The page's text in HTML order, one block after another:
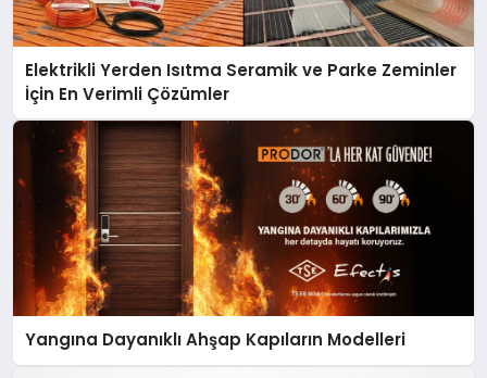
Elektrikli Yerden Isıtma Seramik ve Parke Zeminler
İçin En Verimli Çözümler
Yangına Dayanıklı Ahşap Kapıların Modelleri